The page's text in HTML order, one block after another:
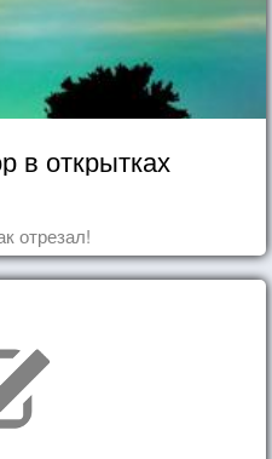
в открытках
отрезал!